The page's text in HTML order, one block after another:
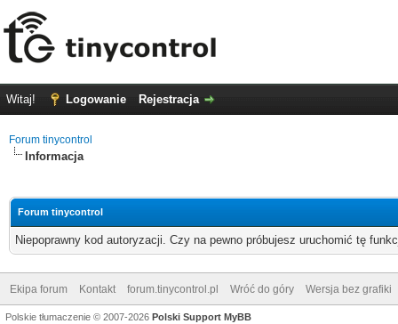
Witaj! Logowanie Rejestracja
Forum tinycontrol
Informacja
Forum tinycontrol
Niepoprawny kod autoryzacji. Czy na pewno próbujesz uruchomić tę
Ekipa forum Kontakt forum.tinycontrol.pl Wróć do góry Wersja bez grafiki
Polskie tłumaczenie © 2007-2026 Polski Support MyBB